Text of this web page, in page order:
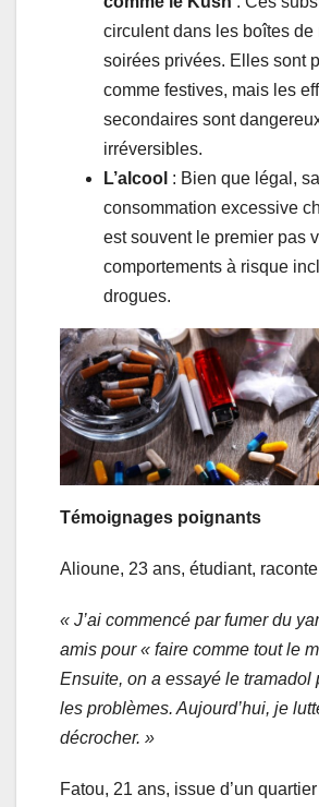
circulent dans les boîtes de
soirées privées. Elles sont
comme festives, mais les
secondaires sont
irréversibles.
L’alcool : Bien que légal, sa
consommation excessive
est souvent le premier pas
comportements à risque
drogues.
Témoignages poignants
Alioune, 23 ans, étudiant, raconte
« J’ai commencé par fumer du
amis pour « faire comme tout le
Ensuite, on a essayé le tramadol
les problèmes. Aujourd’hui, je
décrocher. »
Fatou, 21 ans, issue d’un